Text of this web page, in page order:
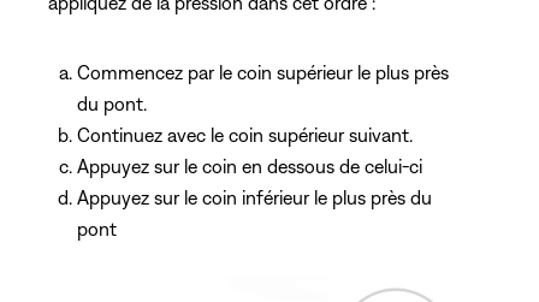
Commencez par le coin supérieur le plus près
du pont.
Continuez avec le coin supérieur suivant.
Appuyez sur le coin en dessous de celui-ci
Appuyez sur le coin inférieur le plus près du
pont